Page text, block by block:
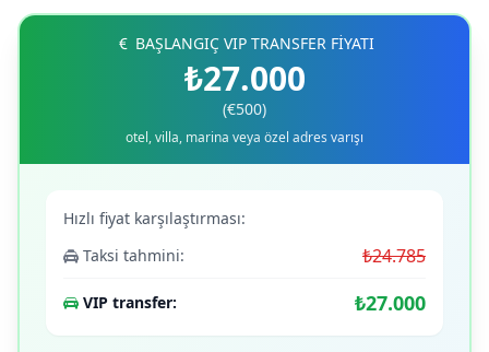
BAŞLANGIÇ VIP TRANSFER FİYATI
₺27.000
(€500)
otel, villa, marina veya özel adres varışı
Hızlı fiyat karşılaştırması:
Taksi tahmini:
₺24.785
VIP transfer: ₺27.000